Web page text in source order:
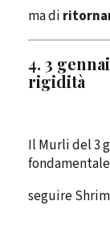
ma di
4. 3
rigidità
Il Murli del 3
seguire